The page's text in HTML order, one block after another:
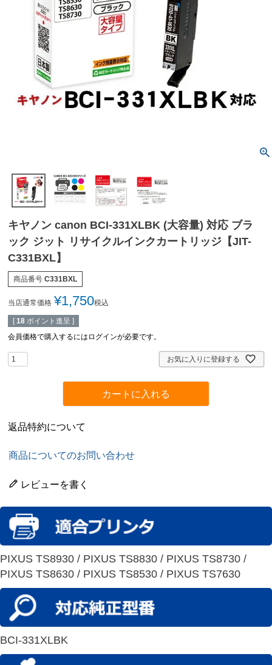
キヤノン canon BCI-331XLBK (大容量) 対応 ブラ
ック ジット リサイクルインクカートリッジ【JIT-
C331BXL】
商品番号 C331BXL
当店通常価格 ¥1,750税込
[ 18 ポイント進呈 ]
会員価格で購入するにはログインが必要です。
お気に入りに登録する
カートに入れる
返品特約について
商品についてのお問い合わせ
レビューを書く
PIXUS TS8930 / PIXUS TS8830 / PIXUS TS8730 /
PIXUS TS8630 / PIXUS TS8530 / PIXUS TS7630
BCI-331XLBK